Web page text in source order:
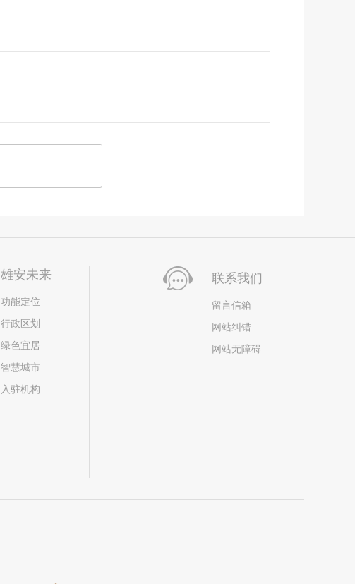
雄安未来
功能定位
行政区划
绿色宜居
智慧城市
入驻机构
联系我们
留言信箱
网站纠错
网站无障碍